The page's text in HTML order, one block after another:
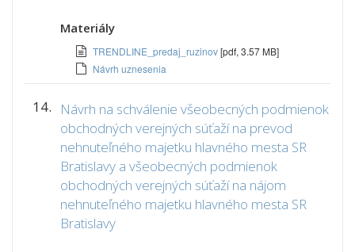
Materiály
TRENDLINE_predaj_ruzinov[pdf, 3.57 MB]
Návrh uznesenia
14.
Návrh na schválenie všeobecných podmienok
obchodných verejných súťaží na prevod
nehnuteľného majetku hlavného mesta SR
Bratislavy a všeobecných podmienok
obchodných verejných súťaží na nájom
nehnuteľného majetku hlavného mesta SR
Bratislavy